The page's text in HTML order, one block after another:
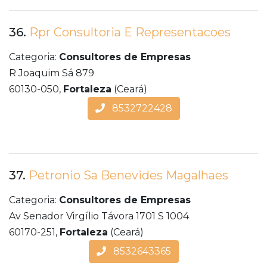
36. Rpr Consultoria E Representacoes
Categoria: Consultores de Empresas
R Joaquim Sá 879
60130-050, Fortaleza (Ceará)
8532722428
37. Petronio Sa Benevides Magalhaes
Categoria: Consultores de Empresas
Av Senador Virgílio Távora 1701 S 1004
60170-251, Fortaleza (Ceará)
8532643365